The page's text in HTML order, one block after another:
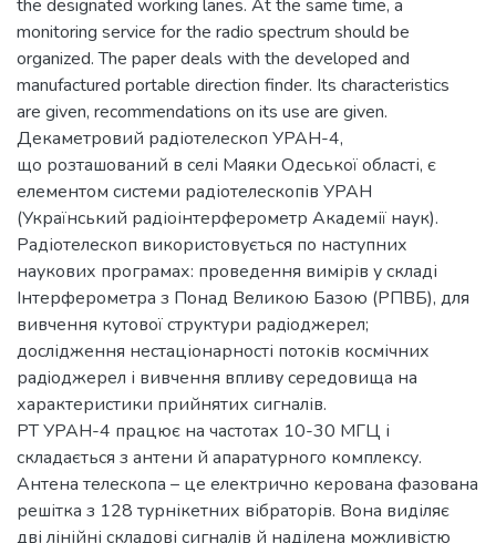
the designated working lanes. At the same time, a
monitoring service for the radio spectrum should be
organized. The paper deals with the developed and
manufactured portable direction finder. Its characteristics
are given, recommendations on its use are given.
Декаметровий радіотелескоп УРАН-4,
що розташований в селі Маяки Одеської області, є
елементом системи радіотелескопів УРАН
(Український радіоінтерферометр Академії наук).
Радіотелескоп використовується по наступних
наукових програмах: проведення вимірів у складі
Інтерферометра з Понад Великою Базою (РПВБ), для
вивчення кутової структури радiоджерел;
дослідження нестаціонарності потоків космічних
радiоджерел і вивчення впливу середовища на
характеристики прийнятих сигналів.
РТ УРАН-4 працює на частотах 10-30 МГЦ і
складається з антени й апаратурного комплексу.
Антена телескопа – це електрично керована фазована
решітка з 128 турнікетних вібраторів. Вона виділяє
дві лінійні складові сигналів й наділена можливістю